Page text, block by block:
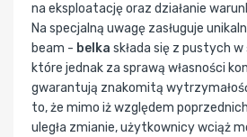
na eksploatację oraz działanie
Na specjalną uwagę zasługuje
beam - belka składa się z pustych w
które jednak za sprawą własności
gwarantują znakomitą
to, że mimo iż względem
uległa zmianie, użytkownicy wciąż